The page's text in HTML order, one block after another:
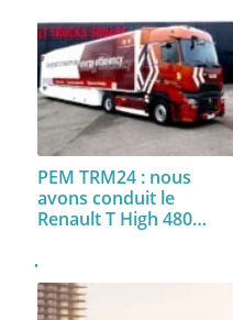
PEM TRM24 : nous
avons conduit le
Renault T High 480…